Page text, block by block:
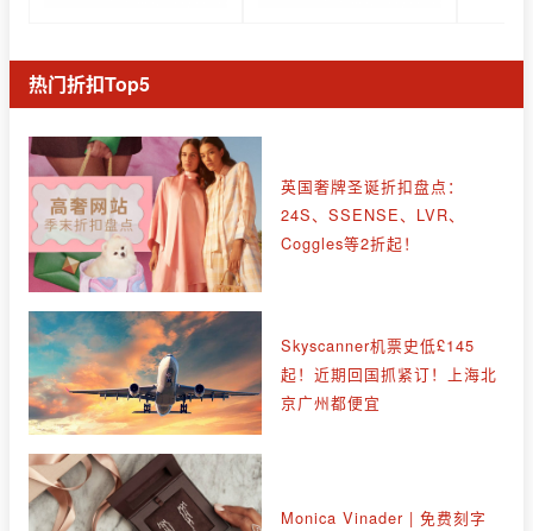
热门折扣Top5
英国奢牌圣诞折扣盘点：
24S、SSENSE、LVR、
Coggles等2折起！
Skyscanner机票史低£145
起！近期回国抓紧订！上海北
京广州都便宜
Monica Vinader | 免费刻字